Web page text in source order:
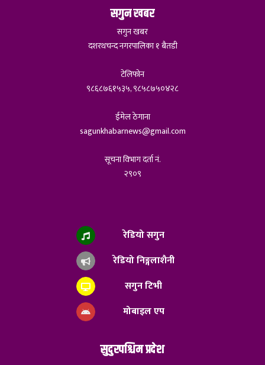
सगुन खबर
सगुन खबर
दशरथचन्द नगरपालिका १ बैतडी
टेलिफोन
९८६८७६१५३५, ९८५८७५०४२८
ईमेल ठेगाना
sagunkhabarnews@gmail.com
सूचना विभाग दर्ता नं.
२९०९
रेडियो सगुन
रेडियो निङ्गलाशैनी
सगुन टिभी
मोबाइल एप
सुदुरपश्चिम प्रदेश